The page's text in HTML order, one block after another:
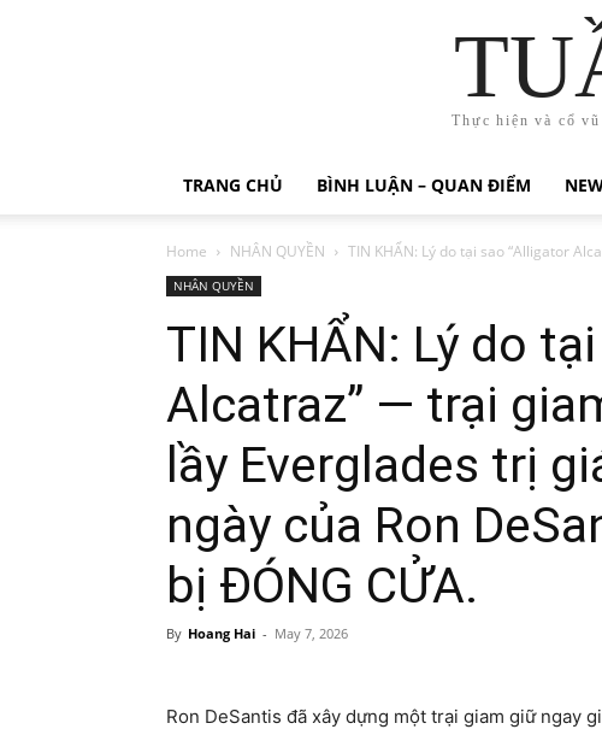
Thực hiện và cổ
TRANG CHỦ BÌNH LUẬN – QUAN ĐIỂM
Home NHÂN QUYỀN TIN KHẨN: Lý do tại sao “Alligator
NHÂN QUYỀN
TIN KHẨN: Lý do
Alcatraz” — trại
lầy Everglades trị
ngày của Ron
bị ĐÓNG CỬA.
By Hoang Hai - May 7, 2026
Ron DeSantis đã xây dựng một trại giam giữ ngay